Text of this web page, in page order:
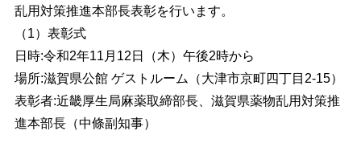
乱用対策推進本部長表彰を行います。
（1）表彰式
日時:令和2年11月12日（木）午後2時から
場所:滋賀県公館 ゲストルーム（大津市京町四丁目2-15）
表彰者:近畿厚生局麻薬取締部長、 滋賀県薬物乱用対策推
進本部長（中條副知事）